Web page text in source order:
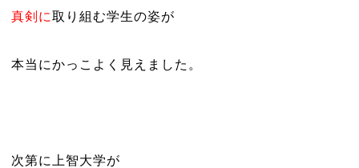
真剣に取り組む学生の姿が
本当にかっこよく見えました。
次第に上智大学が